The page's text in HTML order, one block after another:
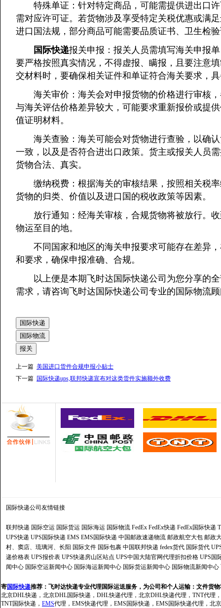
特殊单证：针对特定商品，可能需提供进出口许
需对应许可证。若货物涉及享受特定关税优惠或满
进口国法规，部分商品可能需要品质证书、卫生检
国际快递报关申报：报关人员需填写海关申报
要严格按照真实情况，不得虚报、瞒报，且要注意
交材料时，要确保相关证件和单证符合海关要求，
海关审价：海关会对申报货物的价格进行审核，
与海关评估价格差异较大，可能要求重新报价或提
值证明材料。
海关查验：海关可能会对货物进行查验，以确认
一致，以及是否符合进出口政策。货主或报关人员
货物合法、真实。
缴纳税费：根据海关的审核结果，按照相关税率
货物的归类、价值以及进口国的税收政策等因素。
放行通知：经海关审核，合规货物将被放行。收
物运至目的地。
不同国家和地区的海关申报要求可能存在差异，
和要求，确保申报准确、合规。
以上便是本期飞时达国际快递公司为您分享的全
需求，请咨询飞时达国际快递公司专业的国际物流
国际快递
国际物流
报关
上一篇 美国进口货件合规申报小贴士
下一篇 国际快递ups,联邦快递宣布对这类货件实施额外收费
国际快递公司 友情链接
联邦快递 国际空运 国际货运 国际海运 国际物流 FedEx FedEx快递 FedEx国际快递
UPS快递 UPS国际快递 EMS EMS国际快递 中国邮政速递物流 邮政航空大包 邮政
村、窦店、琉璃河、长阳 国际文件 国际包裹 中国联邦快递 fedex货代 国际货代
递价格表 UPS报价表 UPS快递房山区站点 UPS中国大陆官网代理折扣价格 UPS国
闻中心 国际空运新闻中心 国际海运新闻中心 国际货运新闻中心 国际物流新闻中心
寄国际快递推荐： 飞时达快递专业代理国际运送服务，为公司和个人运输：文件货
北京DHL快递，北京DHL国际快递，DHL快递代理，北京DHL快递代理，TNT代理
TNT国际快递， EMS代理，EMS快递代理，EMS国际快递，EMS国际快递代理，北